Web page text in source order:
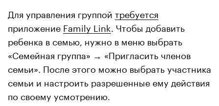
Для управления группой требуется
приложение Family Link . Чтобы добавить
ребенка в семью, нужно в меню выбрать
«Семейная группа» → «Пригласить членов
семьи». После этого можно выбрать участника
семьи и настроить разрешенные ему действия
по своему усмотрению.